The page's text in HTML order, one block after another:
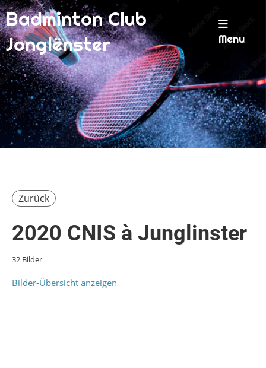
Badminton Club
Jonglënster
Menu
Zurück
2020 CNIS à Junglinster
32 Bilder
Bilder-Übersicht anzeigen